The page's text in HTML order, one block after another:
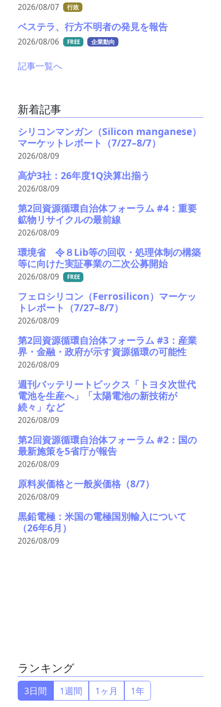
2026/08/07 行政
ベステラ、行方不明者の発見を報告
2026/08/06 FREE 企業動向
記事一覧へ
新着記事
シリコンマンガン（Silicon manganese）
マーケットレポート（7/27–8/7）
2026/08/09
高炉3社：26年度1Q決算出揃う
2026/08/09
第2回資源循環自治体フォーラム #4：重要
鉱物リサイクルの最前線
2026/08/09
環境省 令８Lib等の回収・処理体制の構築
等に向けた実証事業の二次公募開始
2026/08/09 FREE
フェロシリコン（Ferrosilicon）マーケッ
トレポート（7/27–8/7）
2026/08/09
第2回資源循環自治体フォーラム #3：産業
界・金融・政府が示す資源循環の可能性
2026/08/09
週刊バッテリートピックス「トヨタ次世代
電池を生産へ」「太陽電池の新技術が
続々」など
2026/08/09
第2回資源循環自治体フォーラム #2：国の
最新施策を5省庁が報告
2026/08/09
原料炭価格と一般炭価格（8/7）
2026/08/09
黒鉛電極：米国の電極国別輸入について
（26年6月）
2026/08/09
ランキング
3日間 1週間 1ヶ月 1年